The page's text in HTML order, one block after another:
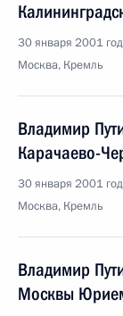
30 января 2001
Москва, Кремль
Владимир
Карачаево-
30 января 2001
Москва, Кремль
Владимир
Москвы